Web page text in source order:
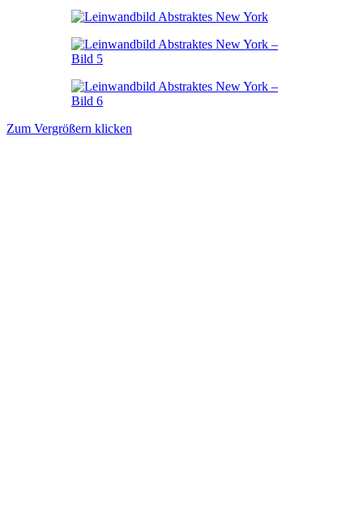
Zum Vergrößern klicken